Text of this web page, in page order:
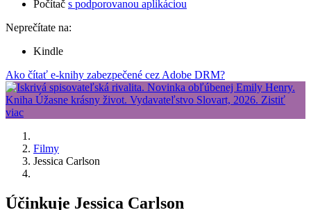
Počítač s podporovanou aplikáciou
Neprečítate na:
Kindle
Ako čítať e-knihy zabezpečené cez Adobe DRM?
Filmy
Jessica Carlson
Účinkuje Jessica Carlson